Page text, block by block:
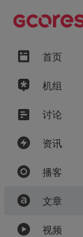
首页
机组
讨论
资讯
播客
文章
视频